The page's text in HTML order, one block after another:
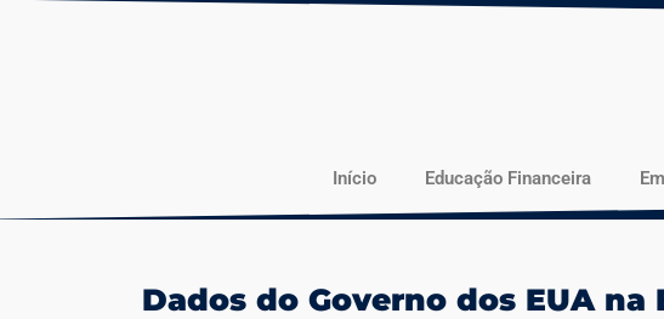
Início Educação Financeira
Dados do Governo dos EUA